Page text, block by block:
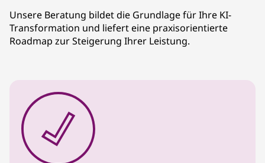
Unsere Beratung bildet die Grundlage für Ihre KI-
Transformation und liefert eine praxisorientierte
Roadmap zur Steigerung Ihrer Leistung.